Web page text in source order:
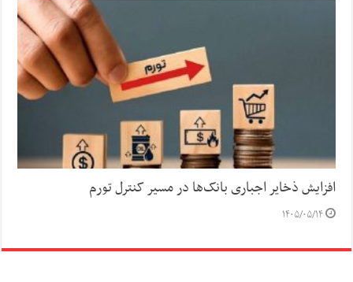
افزایش ذخایر اجباری بانک‌ها در مسیر کنترل تورم
۱۴۰۵/۰۵/۱۴